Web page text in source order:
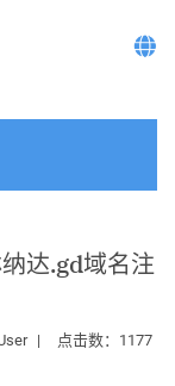
达.gd域名注
点击数：1177